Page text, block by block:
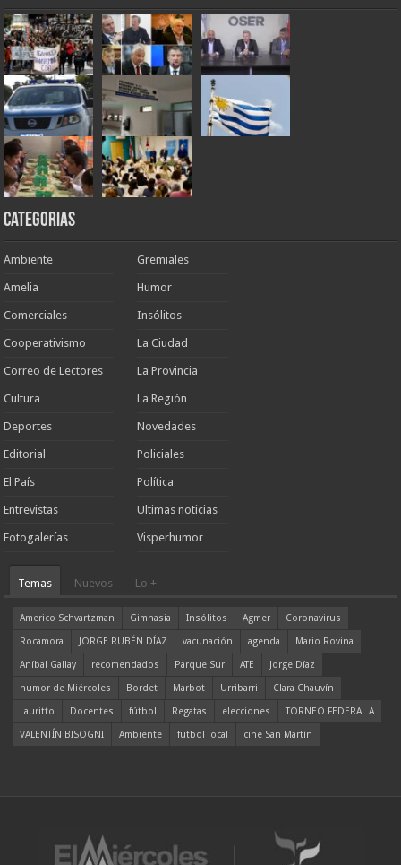
Categorias
Ambiente
Amelia
Comerciales
Cooperativismo
Correo de Lectores
Cultura
Deportes
Editorial
El País
Entrevistas
Fotogalerías
Gremiales
Humor
Insólitos
La Ciudad
La Provincia
La Región
Novedades
Policiales
Política
Ultimas noticias
Visperhumor
Temas Nuevos Lo +
Americo Schvartzman Gimnasia Insólitos Agmer
Coronavirus
Rocamora
JORGE RUBÉN DÍAZ vacunación agenda
Mario Rovina
Aníbal Gallay
recomendados Parque Sur ATE
Jorge Díaz
humor de Miércoles
Bordet Marbot Urribarri
Clara Chauvín
Lauritto
Docentes fútbol Regatas elecciones
TORNEO FEDERAL A
VALENTÍN BISOGNI
Ambiente fútbol local cine San Martín